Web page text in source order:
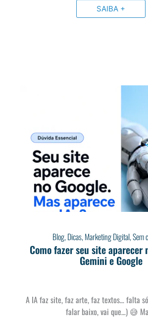
SAIBA +
Blog,Dicas,Marketing Digital,Sem
Como fazer seu site aparecer
Gemini e Google
A IA faz site, faz arte, faz textos… falta
falar baixo, vai que…) 😅